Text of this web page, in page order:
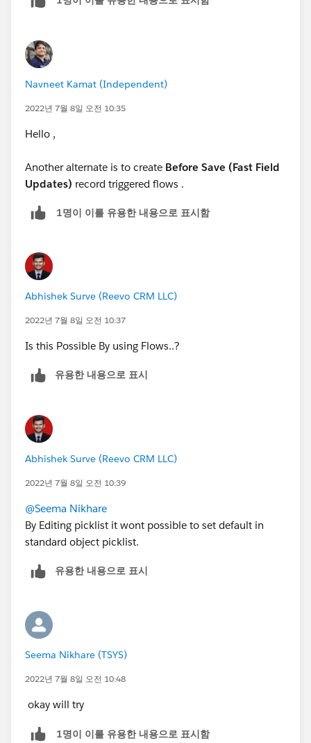
Navneet Kamat (Independent)
2022년 7월 8일 오전 10:35
Hello ,
Another alternate is to create Before Save (Fast Field
Updates) record triggered flows .
1명이 이를 유용한 내용으로 표시함
Abhishek Surve (Reevo CRM LLC)
2022년 7월 8일 오전 10:37
Is this Possible By using Flows..?
유용한 내용으로 표시
Abhishek Surve (Reevo CRM LLC)
2022년 7월 8일 오전 10:39
@Seema Nikhare
By Editing picklist it wont possible to set default in
standard object picklist.
유용한 내용으로 표시
Seema Nikhare (TSYS)
2022년 7월 8일 오전 10:48
okay will try
1명이 이를 유용한 내용으로 표시함